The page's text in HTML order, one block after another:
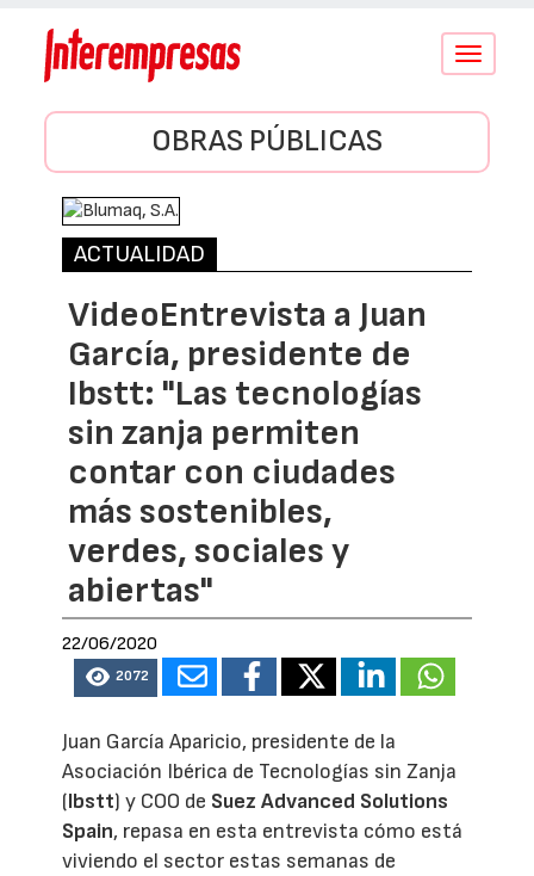
Conmutar
OBRAS PÚBLICAS
ACTUALIDAD
VideoEntrevista a Juan
García, presidente de
Ibstt: "Las tecnologías
sin zanja permiten
contar con ciudades
más sostenibles,
verdes, sociales y
abiertas"
22/06/2020
2072
Juan García Aparicio, presidente de la
Asociación Ibérica de Tecnologías sin Zanja
(Ibstt) y COO de Suez Advanced Solutions
Spain, repasa en esta entrevista cómo está
viviendo el sector estas semanas de